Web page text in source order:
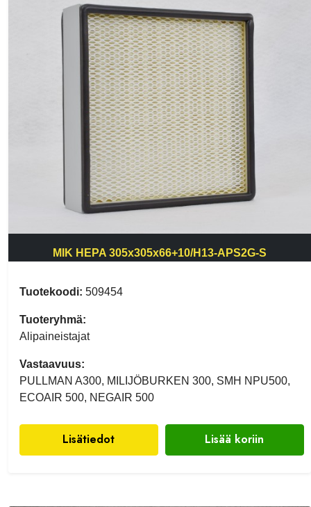
MIK HEPA 305x305x66+10/H13-APS2G-S
Tuotekoodi: 509454
Tuoteryhmä:
Alipaineistajat
Vastaavuus:
PULLMAN A300, MILIJÖBURKEN 300, SMH NPU500,
ECOAIR 500, NEGAIR 500
Lisätiedot Lisää koriin